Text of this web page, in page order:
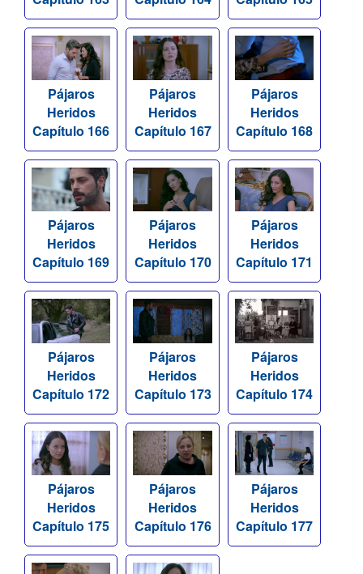
Pájaros
Heridos
Capítulo 166
Pájaros
Heridos
Capítulo 167
Pájaros
Heridos
Capítulo 168
Pájaros
Heridos
Capítulo 169
Pájaros
Heridos
Capítulo 170
Pájaros
Heridos
Capítulo 171
Pájaros
Heridos
Capítulo 172
Pájaros
Heridos
Capítulo 173
Pájaros
Heridos
Capítulo 174
Pájaros
Heridos
Capítulo 175
Pájaros
Heridos
Capítulo 176
Pájaros
Heridos
Capítulo 177